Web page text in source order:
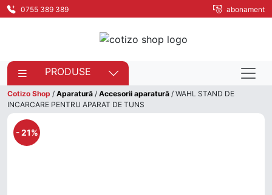
0755 389 389 abonament
PRODUSE
Cotizo Shop / Aparatură / Accesorii aparatură / WAHL STAND DE
INCARCARE PENTRU APARAT DE TUNS
- 21%